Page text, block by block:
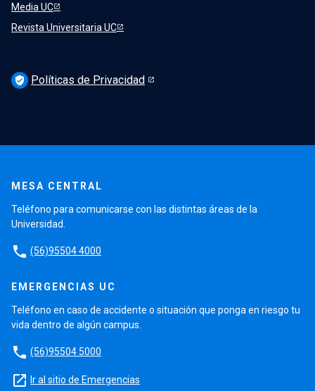
Media UC
Revista Universitaria UC
verified_user Políticas de Privacidad
MESA CENTRAL
Teléfono para comunicarse con las distintas áreas de la
Universidad.
phone (56)95504 4000
EMERGENCIAS UC
Teléfono en caso de accidente o situación que ponga en riesgo tu
vida dentro de algún campus.
phone (56)95504 5000
launch Ir al sitio de Emergencias